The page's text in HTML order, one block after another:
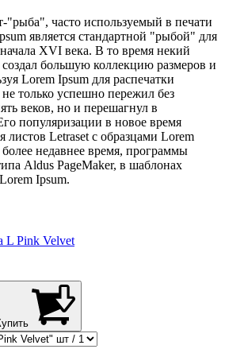
"рыба", часто используемый в печати
является стандартной "рыбой" для
XVI века. В то время некий
большую коллекцию размеров и
Lorem Ipsum для распечатки
только успешно пережил без
веков, но и перешагнул в
популяризации в новое время
Letraset с образцами Lorem
недавнее время, программы
Aldus PageMaker, в шаблонах
Ipsum.